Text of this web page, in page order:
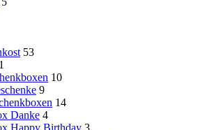
53
10
9
14
Danke 4